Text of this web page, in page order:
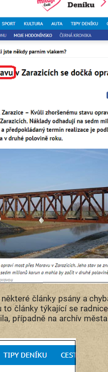
články psány a
články týkající se
případně na archív